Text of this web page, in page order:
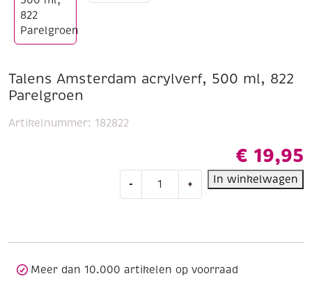
Talens Amsterdam acrylverf, 500 ml, 822
Parelgroen
€ 19,95
-
Amsterdam
Parelgroen
+ In winkelwagen
Artikelnummer: 182822
Meer dan 10.000 artikelen op voorraad